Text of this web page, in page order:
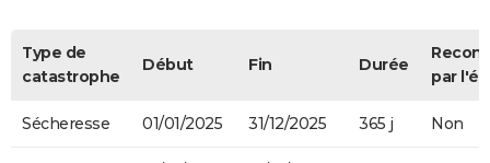
Type de
catastrophe
Début Fin Durée
par
Sécheresse 01/01/2025 31/12/2025 365 j Non